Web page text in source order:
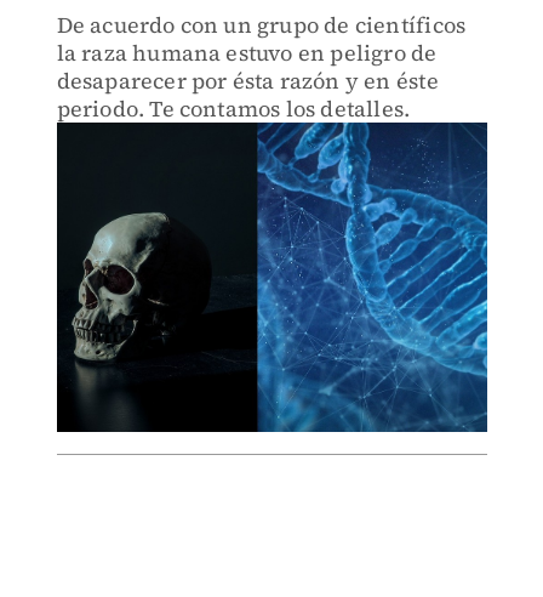
De acuerdo con un grupo de científicos
la raza humana estuvo en peligro de
desaparecer por ésta razón y en éste
periodo. Te contamos los detalles.